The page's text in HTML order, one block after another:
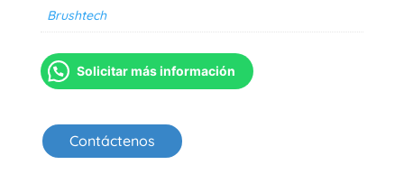
Brushtech
Solicitar más información
Contáctenos